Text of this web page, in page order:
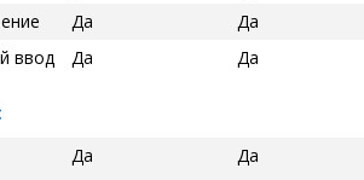
Да
Да
ввод
Да Да
Да Да